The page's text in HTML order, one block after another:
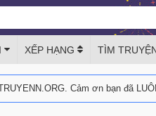
XẾP HẠNG TÌM
Cảm ơn bạn đã